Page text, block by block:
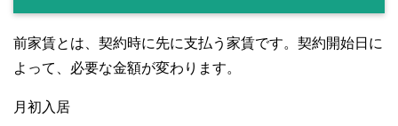
前家賃とは、契約時に先に支払う家賃です。契約開始日に
よって、必要な金額が変わります。
月初入居